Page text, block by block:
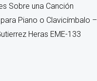
Sobre una Canción
Piano o Clavicímbalo –
Heras EME-133